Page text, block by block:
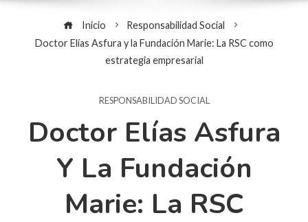
Inicio
Responsabilidad Social
Doctor Elías Asfura y la Fundación Marie: La RSC como
estrategia empresarial
RESPONSABILIDAD SOCIAL
Doctor Elías Asfura
Y La Fundación
Marie: La RSC